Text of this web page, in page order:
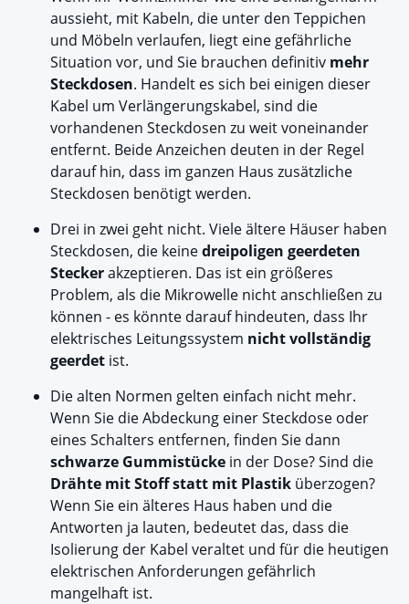
aussieht, mit Kabeln, die unter den Teppichen
und Möbeln verlaufen, liegt eine gefährliche
Situation vor, und Sie brauchen definitiv mehr
Steckdosen. Handelt es sich bei einigen dieser
Kabel um Verlängerungskabel, sind die
vorhandenen Steckdosen zu weit voneinander
entfernt. Beide Anzeichen deuten in der Regel
darauf hin, dass im ganzen Haus zusätzliche
Steckdosen benötigt werden.
Drei in zwei geht nicht. Viele ältere Häuser haben
Steckdosen, die keinedreipoligen geerdeten
Steckerakzeptieren. Das ist ein größeres
Problem, als die Mikrowelle nicht anschließen zu
können - es könnte darauf hindeuten, dass Ihr
elektrisches Leitungssystem nicht vollständig
geerdet ist.
Die alten Normen gelten einfach nicht mehr.
Wenn Sie die Abdeckung einer Steckdose oder
eines Schalters entfernen, finden Sie dann
schwarze Gummistücke in der Dose? Sind die
Drähte mit Stoff statt mit Plastik überzogen?
Wenn Sie ein älteres Haus haben und die
Antworten ja lauten, bedeutet das, dass die
Isolierung der Kabel veraltet und für die heutigen
elektrischen Anforderungen gefährlich
mangelhaft ist.